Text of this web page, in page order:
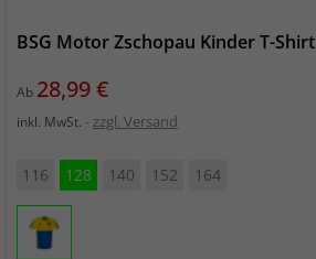
BSG Motor Zschopau Kinder T-Shirt
Ab Preis
28,99 €
inkl. MwSt. zzgl. Versand
116 128 140 152 164